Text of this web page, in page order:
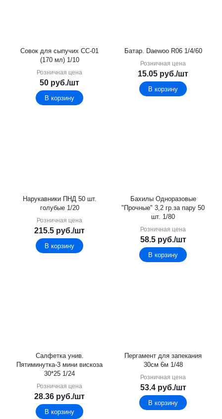
Совок для сыпучих СС-01
(170 мл) 1/10
Розничная цена
50 руб./шт
В корзину
Батар. Daewoo R06 1/4/60
Розничная цена
15.05 руб./шт
В корзину
Нарукавники ПНД 50 шт.
голубые 1/20
Розничная цена
215.5 руб./шт
В корзину
Бахилы Одноразовые
"Прочные" 3,2 гр.за пару 50
шт. 1/80
Розничная цена
58.5руб./шт
В корзину
Салфетка унив.
Пятиминутка-3 мини вискоза
30*25 1/24
Розничная цена
28.36 руб./шт
В корзину
Пергамент для запекания
30см 6м 1/48
Розничная цена
53.4руб./шт
В корзину